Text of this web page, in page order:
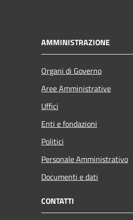
AMMINISTRAZIONE
Organi di Governo
Aree Amministrative
Uffici
Enti e fondazioni
Politici
Personale Amministrativo
Documenti e dati
CONTATTI